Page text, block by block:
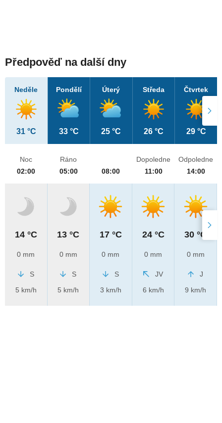
Předpověď na další dny
Neděle
31 °C
Pondělí
33 °C
Úterý
25 °C
Středa
26 °C
Čtvrtek
29 °C
Noc
02:00
14 °C
0 mm
S
5 km/h
Ráno
05:00
13 °C
0 mm
S
5 km/h
08:00
17 °C
0 mm
S
3 km/h
Dopoledne
11:00
24 °C
0 mm
JV
6 km/h
Odpoledne
14:00
30 °C
0 mm
J
9 km/h